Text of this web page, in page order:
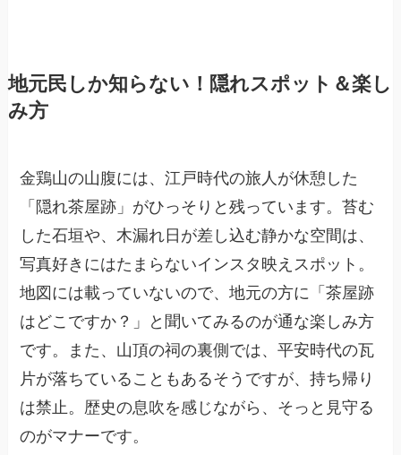
地元民しか知らない！隠れスポット＆楽し
み方
金鶏山の山腹には、江戸時代の旅人が休憩した
「隠れ茶屋跡」がひっそりと残っています。苔む
した石垣や、木漏れ日が差し込む静かな空間は、
写真好きにはたまらないインスタ映えスポット。
地図には載っていないので、地元の方に「茶屋跡
はどこですか？」と聞いてみるのが通な楽しみ方
です。また、山頂の祠の裏側では、平安時代の瓦
片が落ちていることもあるそうですが、持ち帰り
は禁止。歴史の息吹を感じながら、そっと見守る
のがマナーです。